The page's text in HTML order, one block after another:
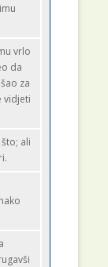
vrlo
da
za
vidjeti
ali